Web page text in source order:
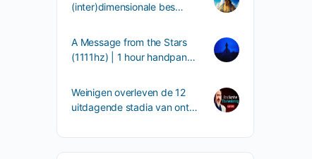
(inter)dimensionale bes…
A Message from the Stars
(1111hz) | 1 hour handpan…
Weinigen overleven de 12
uitdagende stadia van ont…